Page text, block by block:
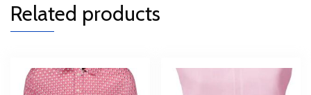
Related products